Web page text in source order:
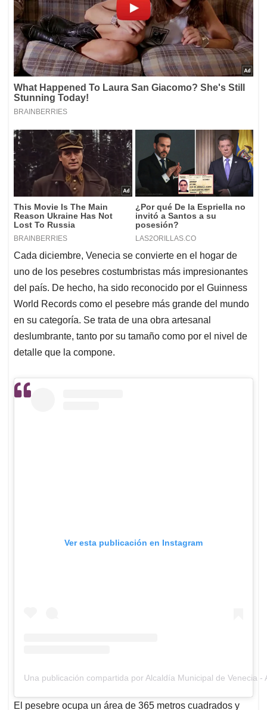
Cada diciembre, Venecia se convierte en el hogar de
uno de los pesebres costumbristas más impresionantes
del país. De hecho, ha sido reconocido por el Guinness
World Records como el pesebre más grande del mundo
en su categoría. Se trata de una obra artesanal
deslumbrante, tanto por su tamaño como por el nivel de
detalle que la compone.
Ver esta publicación en Instagram
Una publicación compartida por Alcaldía Municipal de Venecia
El pesebre ocupa un área de 365 metros cuadrados y